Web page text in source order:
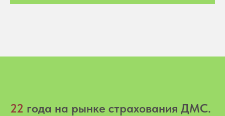
22 года на рынке страхования ДМС.